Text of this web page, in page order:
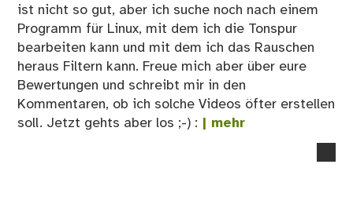
ist nicht so gut, aber ich suche noch nach einem
Programm für Linux, mit dem ich die Tonspur
bearbeiten kann und mit dem ich das Rauschen
heraus Filtern kann. Freue mich aber über eure
Bewertungen und schreibt mir in den
Kommentaren, ob ich solche Videos öfter erstellen
soll. Jetzt gehts aber los ;-) : | mehr